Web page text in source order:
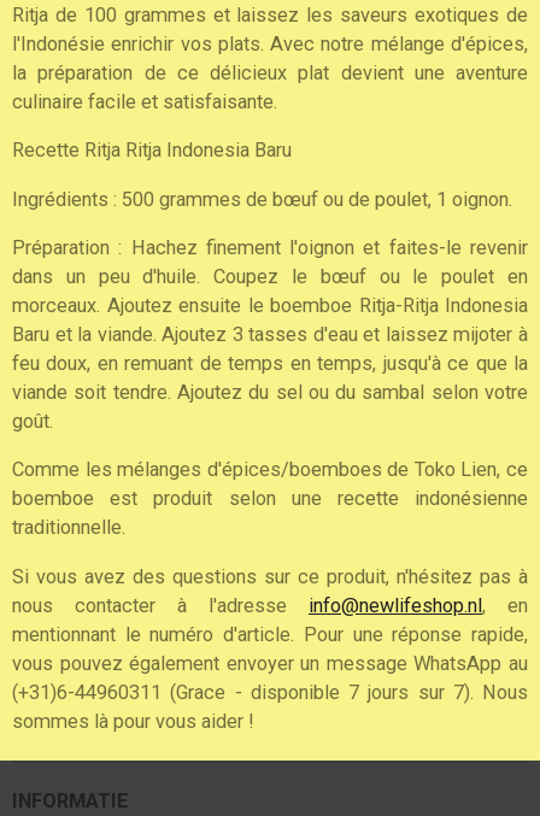
Ritja de 100 grammes et laissez les saveurs exotiques de
l'Indonésie enrichir vos plats. Avec notre mélange d'épices,
la préparation de ce délicieux plat devient une aventure
culinaire facile et satisfaisante.
Recette Ritja Ritja Indonesia Baru
Ingrédients : 500 grammes de bœuf ou de poulet, 1 oignon.
Préparation : Hachez finement l'oignon et faites-le revenir
dans un peu d'huile. Coupez le bœuf ou le poulet en
morceaux. Ajoutez ensuite le boemboe Ritja-Ritja Indonesia
Baru et la viande. Ajoutez 3 tasses d'eau et laissez mijoter à
feu doux, en remuant de temps en temps, jusqu'à ce que la
viande soit tendre. Ajoutez du sel ou du sambal selon votre
goût.
Comme les mélanges d'épices/boemboes de Toko Lien, ce
boemboe est produit selon une recette indonésienne
traditionnelle.
Si vous avez des questions sur ce produit, n'hésitez pas à
nous contacter à l'adresse info@newlifeshop.nl, en
mentionnant le numéro d'article. Pour une réponse rapide,
vous pouvez également envoyer un message WhatsApp au
(+31)6-44960311 (Grace - disponible 7 jours sur 7). Nous
sommes là pour vous aider !
INFORMATIE